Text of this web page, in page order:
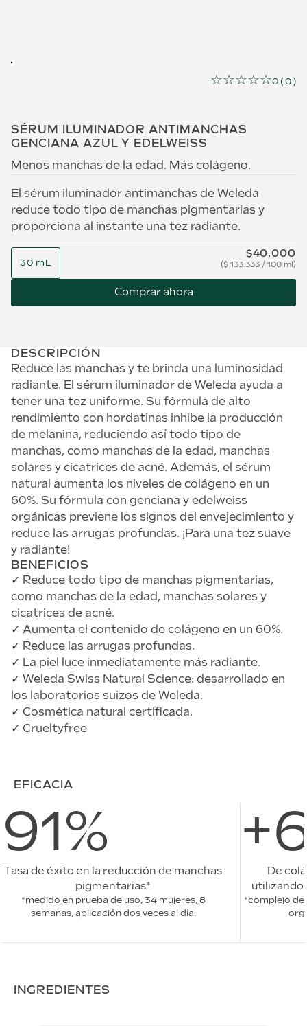
☆☆☆☆☆0 (0)
SÉRUM ILUMINADOR ANTIMANCHAS
GENCIANA AZUL Y EDELWEISS
Menos manchas de la edad. Más colágeno.
El sérum iluminador antimanchas de Weleda
reduce todo tipo de manchas pigmentarias y
proporciona al instante una tez radiante.
30 mL
$40.000
$ 133.333 / 100 ml
Comprar ahora
DESCRIPCIÓN
Reduce las manchas y te brinda una luminosidad
radiante. El sérum iluminador de Weleda ayuda a
tener una tez uniforme. Su fórmula de alto
rendimiento con hordatinas inhibe la producción
de melanina, reduciendo así todo tipo de
manchas, como manchas de la edad, manchas
solares y cicatrices de acné. Además, el sérum
natural aumenta los niveles de colágeno en un
60%. Su fórmula con genciana y edelweiss
orgánicas previene los signos del envejecimiento y
reduce las arrugas profundas. ¡Para una tez suave
y radiante!
BENEFICIOS
✓ Reduce todo tipo de manchas pigmentarias,
como manchas de la edad, manchas solares y
cicatrices de acné.
✓ Aumenta el contenido de colágeno en un 60%.
✓ Reduce las arrugas profundas.
✓ La piel luce inmediatamente más radiante.
✓ Weleda Swiss Natural Science: desarrollado en
los laboratorios suizos de Weleda.
✓ Cosmética natural certificada.
✓ Crueltyfree
EFICACIA
91%
Tasa de éxito en la reducción de manchas
pigmentarias*
*medido en prueba de uso, 34 mujeres, 8
semanas, aplicación dos veces al día.
De
utilizando
*complejo de
INGREDIENTES